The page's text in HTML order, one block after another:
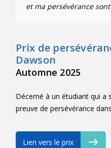
et ma persévérance
Prix de
Dawson
Automne 2025
Décerné à un étudiant qui
preuve de persévérance
Lien vers le prix